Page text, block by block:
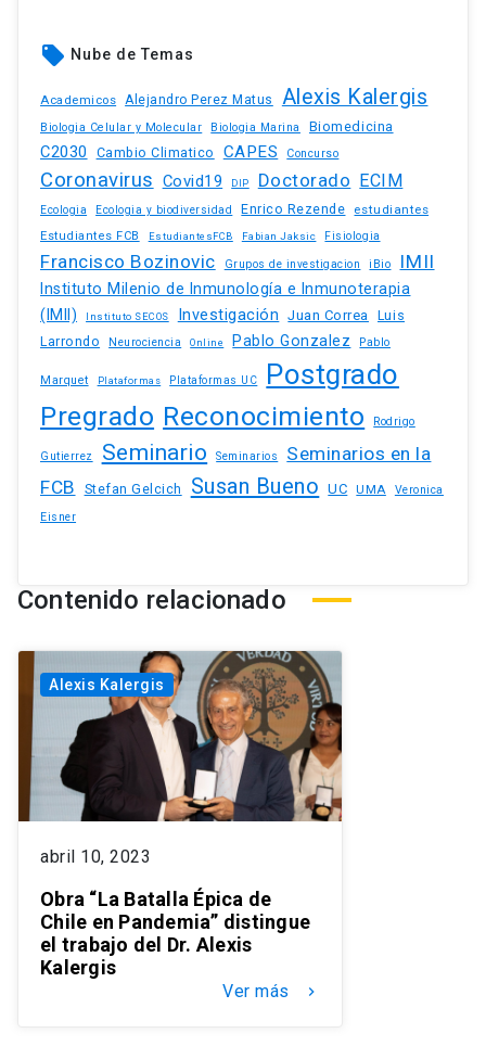
local_offer Nube de Temas
Academicos Alejandro Perez Matus Alexis Kalergis
Biologia Celular y Molecular Biologia Marina Biomedicina
C2030 Cambio Climatico CAPES Concurso
Coronavirus Covid19 DIP Doctorado ECIM
Ecologia Ecologia y biodiversidad Enrico Rezende estudiantes
Estudiantes FCB EstudiantesFCB Fabian Jaksic Fisiologia
Francisco Bozinovic Grupos de investigacion iBio IMII
Instituto Milenio de Inmunología e Inmunoterapia
(IMII)
Instituto SECOS Investigación Juan Correa
Luis
Larrondo
Neurociencia Online Pablo Gonzalez Pablo
Marquet Plataformas Plataformas UC Postgrado
Pregrado Reconocimiento Rodrigo
Gutierrez Seminario Seminarios
Seminarios en la
FCB
Stefan Gelcich Susan Bueno UC UMA
Veronica
Eisner
Contenido relacionado
Alexis Kalergis
abril 10, 2023
Obra “La Batalla Épica de
Chile en Pandemia” distingue
el trabajo del Dr. Alexis
Kalergis
Ver más keyboard_arrow_right